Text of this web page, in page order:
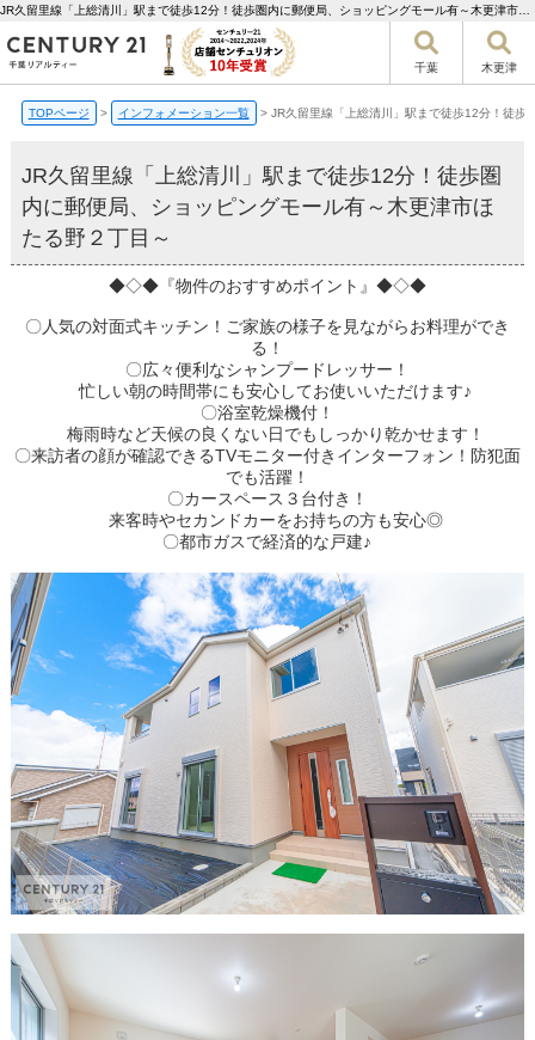
千葉 木更津
TOPページ > インフォメーション一覧 > JR久留里線「上総清川」駅まで徒歩12分！徒歩
JR久留里線「上総清川」駅まで徒歩12分！徒歩圏
内に郵便局、ショッピングモール有～木更津市ほ
たる野２丁目～
◆◇◆『物件のおすすめポイント』◆◇◆
〇人気の対面式キッチン！ご家族の様子を見ながらお料理ができ
る！
〇広々便利なシャンプードレッサー！
忙しい朝の時間帯にも安心してお使いいただけます♪
〇浴室乾燥機付！
梅雨時など天候の良くない日でもしっかり乾かせます！
〇来訪者の顔が確認できるTVモニター付きインターフォン！防犯面
でも活躍！
〇カースペース３台付き！
来客時やセカンドカーをお持ちの方も安心◎
〇都市ガスで経済的な戸建♪